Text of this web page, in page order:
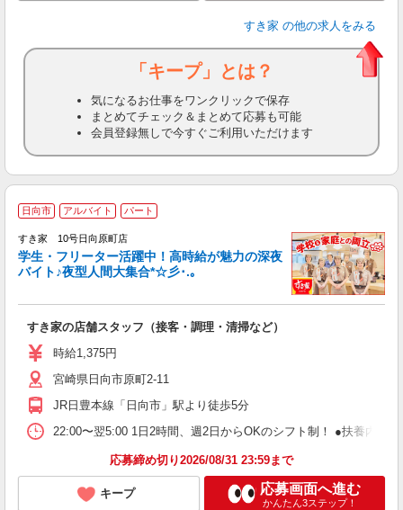
すき家 の他の求人をみる
「キープ」とは？
気になるお仕事をワンクリックで保存
まとめてチェック＆まとめて応募も可能
会員登録無しで今すぐご利用いただけます
日向市 アルバイト パート
すき家 10号日向原町店
学生・フリーター活躍中！高時給が魅力の深夜
バイト♪夜型人間大集合*☆彡･.｡
すき家の店舗スタッフ（接客・調理・清掃など）
時給1,375円
宮崎県日向市原町2-11
JR日豊本線「日向市」駅より徒歩5分
22:00〜翌5:00 1日2時間、週2日からOKのシフト制！ ●扶養内勤務
応募締め切り2026/08/31 23:59まで
キープ 応募画面へ進む
かんたん3ステップ！